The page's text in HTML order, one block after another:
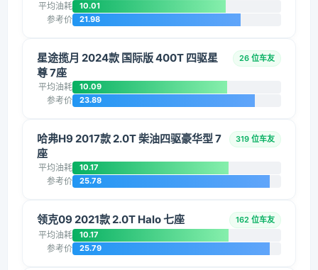
平均油耗 10.01
参考价 21.98
星途揽月 2024款 国际版 400T 四驱星
尊 7座
26 位车友
平均油耗 10.09
参考价 23.89
哈弗H9 2017款 2.0T 柴油四驱豪华型 7
座
319 位车友
平均油耗 10.17
参考价 25.78
领克09 2021款 2.0T Halo 七座 162 位车友
平均油耗 10.17
参考价 25.79